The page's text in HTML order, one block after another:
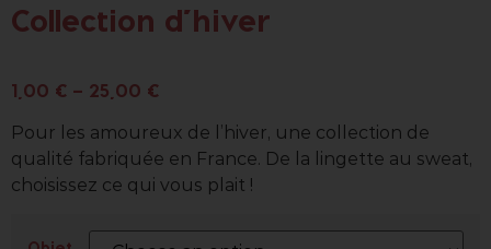
Collection d’hiver
1,00 € – 25,00 €
Pour les amoureux de l’hiver, une collection de
qualité fabriquée en France. De la lingette au sweat,
choisissez ce qui vous plait !